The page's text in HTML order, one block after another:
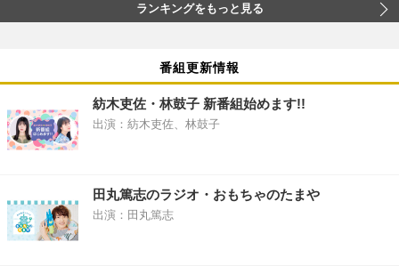
ランキングをもっと見る
番組更新情報
紡木吏佐・林鼓子 新番組始めます!!
出演：紡木吏佐、林鼓子
田丸篤志のラジオ・おもちゃのたまや
出演：田丸篤志